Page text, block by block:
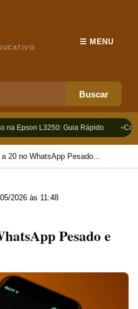
Buscar
☰ MENU
na Epson L3250: Guia Rápido
a 20 no WhatsApp Pesado...
2026 às 11:48
Pesado e